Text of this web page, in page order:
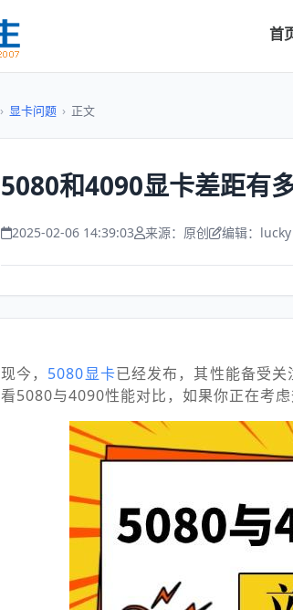
首
› 显卡问题 › 正文
5080和4090显卡差距有
2025-02-06 14:39:03 来源：原创 编辑：lucky
现今， 5080显卡已经发布，其性能备受
看5080与4090性能对比，如果你正在考